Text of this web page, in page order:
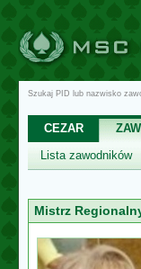
Szukaj PID lub nazwisko
CEZAR
Lista zawodników
Mistrz